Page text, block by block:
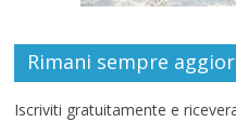
Rimani sempre
Iscriviti gratuitamente e